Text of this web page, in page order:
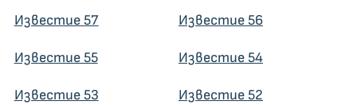
Известие 57 Известие 56
Известие 55 Известие 54
Известие 53 Известие 52